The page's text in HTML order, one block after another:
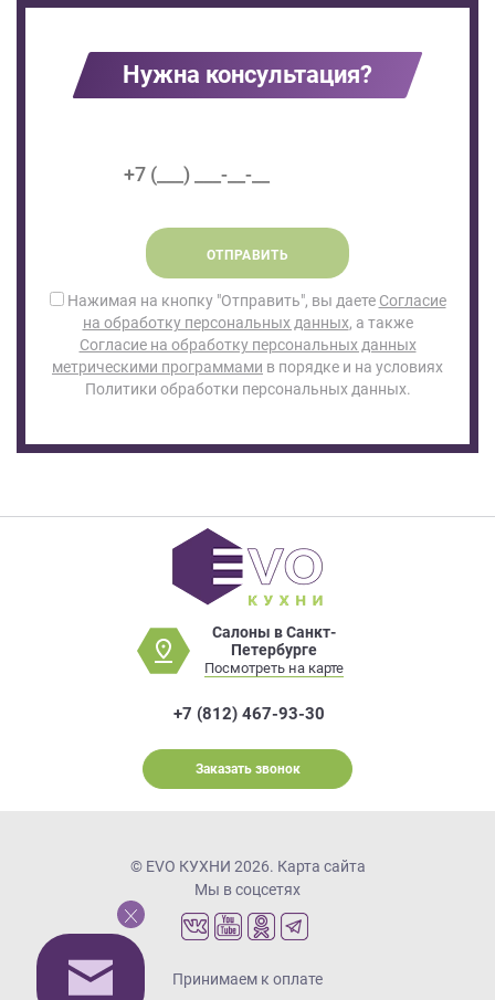
Нужна консультация?
ОТПРАВИТЬ
Нажимая на кнопку "Отправить", вы даете Согласие
на обработку персональных данных, а также
Согласие на обработку персональных данных
метрическими программами в порядке и на условиях
Политики обработки персональных данных.
Салоны в Санкт-
Петербурге
Посмотреть на карте
+7 (812) 467-93-30
Заказать звонок
© EVO КУХНИ 2026. Карта сайта
Мы в соцсетях
Принимаем к оплате